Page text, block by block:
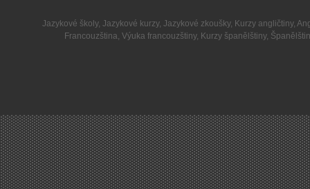
Jazykové školy, Jazykové kurzy, Jazykové zkoušky, Kurzy angličtiny,
Francouzština,Výuka francouzštiny, Kurzy španělštiny,